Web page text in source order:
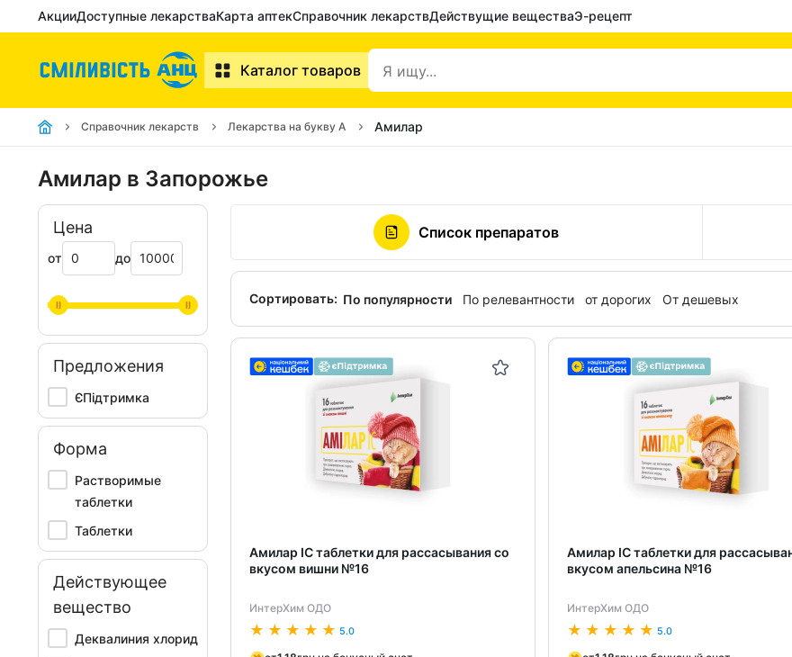
АкцииДоступные лекарстваКарта аптекСправочник лекарствДействущие веществаЭ-рецепт
Каталог товаров
Справочник лекарств Лекарства на букву А Амилар
Амилар в Запорожье
Цена
от до
Предложения
ЄПідтримка
Форма
Растворимые
таблетки
Таблетки
Действующее
вещество
Деквалиния хлорид
Список препаратов
Сортировать: По популярности По релевантности от дорогих От дешевых
Амилар ІС таблетки для рассасывания со
вкусом вишни №16
ИнтерХим ОДО
5.0
Амилар ІС таблетки для
вкусом апельсина №16
ИнтерХим ОДО
5.0